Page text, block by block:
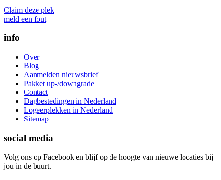
Claim deze plek
meld een fout
info
Over
Blog
Aanmelden nieuwsbrief
Pakket up-/downgrade
Contact
Dagbestedingen in Nederland
Logeerplekken in Nederland
Sitemap
social media
Volg ons op Facebook en blijf op de hoogte van nieuwe locaties bij
jou in de buurt.